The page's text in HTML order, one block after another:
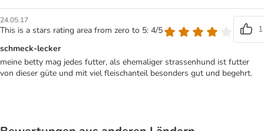
24.05.17
This is a stars rating area from zero to 5: 4/5
1
schmeck-lecker
meine betty mag jedes futter, als ehemaliger strassenhund ist futter
von dieser güte und mit viel fleischanteil besonders gut und begehrt.